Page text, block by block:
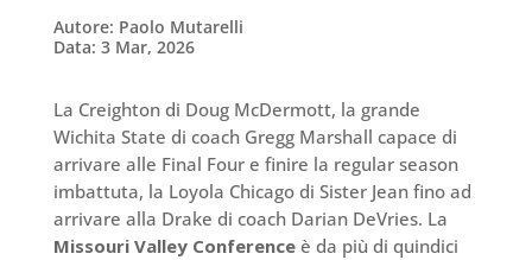
Autore: Paolo Mutarelli
Data: 3 Mar, 2026
La Creighton di Doug McDermott, la grande
Wichita State di coach Gregg Marshall capace di
arrivare alle Final Four e finire la regular season
imbattuta, la Loyola Chicago di Sister Jean fino ad
arrivare alla Drake di coach Darian DeVries. La
Missouri Valley Conferenceè da più di quindici